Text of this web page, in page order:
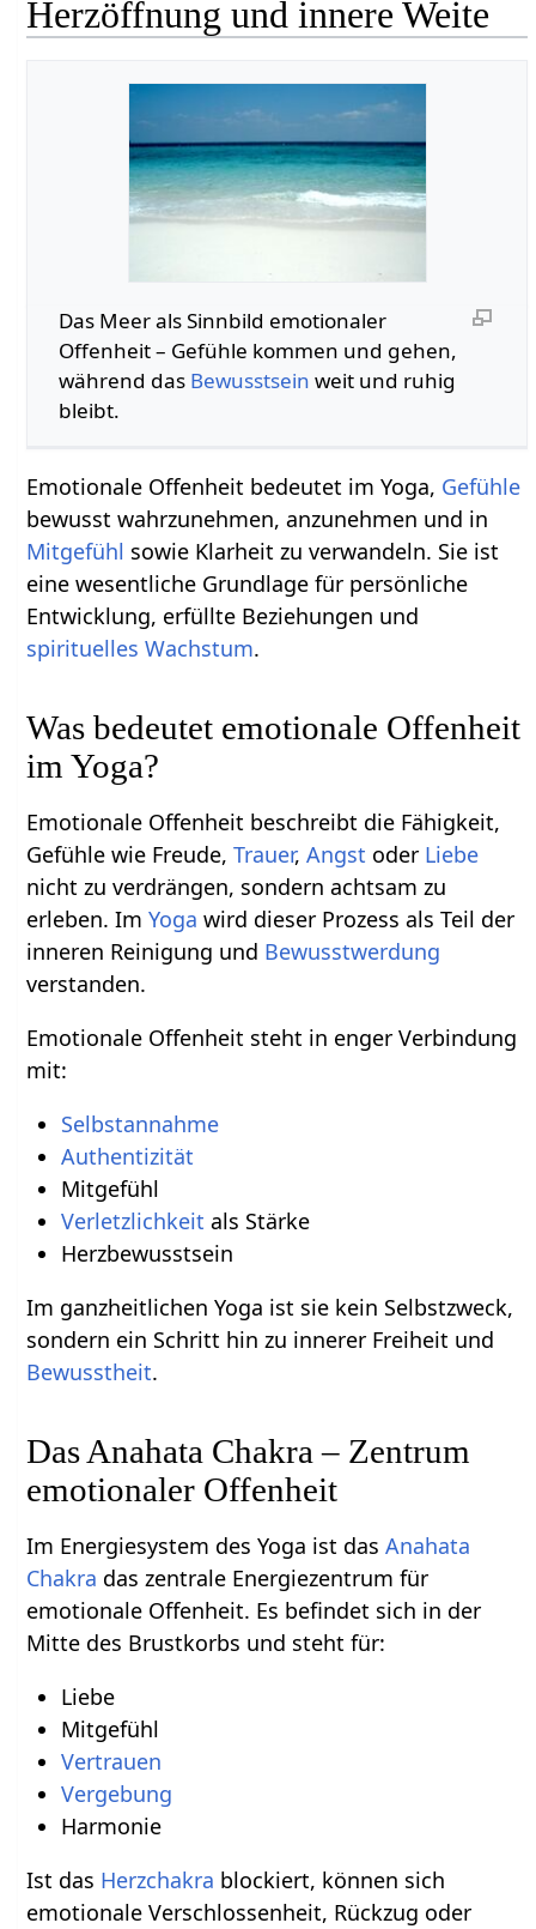
Herzöffnung und innere Weite
Das Meer als Sinnbild emotionaler
Offenheit – Gefühle kommen und gehen,
während das Bewusstsein weit und ruhig
bleibt.
Emotionale Offenheit bedeutet im Yoga, Gefühle
bewusst wahrzunehmen, anzunehmen und in
Mitgefühl sowie Klarheit zu verwandeln. Sie ist
eine wesentliche Grundlage für persönliche
Entwicklung, erfüllte Beziehungen und
spirituelles Wachstum.
Was bedeutet emotionale Offenheit
im Yoga?
Emotionale Offenheit beschreibt die Fähigkeit,
Gefühle wie Freude,Trauer,Angst oder Liebe
nicht zu verdrängen, sondern achtsam zu
erleben. ImYoga wird dieser Prozess als Teil der
inneren Reinigung und Bewusstwerdung
verstanden.
Emotionale Offenheit steht in enger Verbindung
mit:
Selbstannahme
Authentizität
Mitgefühl
Verletzlichkeit als Stärke
Herzbewusstsein
Im ganzheitlichen Yoga ist sie kein Selbstzweck,
sondern ein Schritt hin zu innerer Freiheit und
Bewusstheit.
Das Anahata Chakra – Zentrum
emotionaler Offenheit
Im Energiesystem des Yoga ist dasAnahata
Chakra das zentrale Energiezentrum für
emotionale Offenheit. Es befindet sich in der
Mitte des Brustkorbs und steht für:
Liebe
Mitgefühl
Vertrauen
Vergebung
Harmonie
Ist das Herzchakra blockiert, können sich
emotionale Verschlossenheit, Rückzug oder